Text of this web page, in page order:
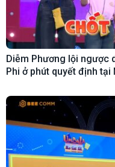
Diễm Phương lội ngược
Phi ở phút quyết định tại